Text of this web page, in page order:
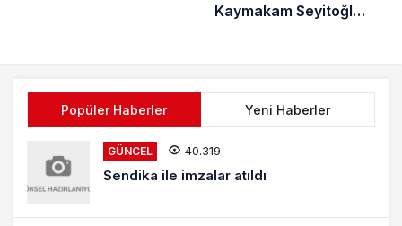
Kaymakam Seyitoğlu
Popüler Haberler Yeni Haberler
GÜNCEL 40.319
Sendika ile imzalar atıldı